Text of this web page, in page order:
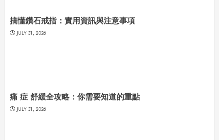
搞懂鑽石戒指：實用資訊與注意事項
JULY 31, 2026
痛 症 舒緩全攻略：你需要知道的重點
JULY 31, 2026